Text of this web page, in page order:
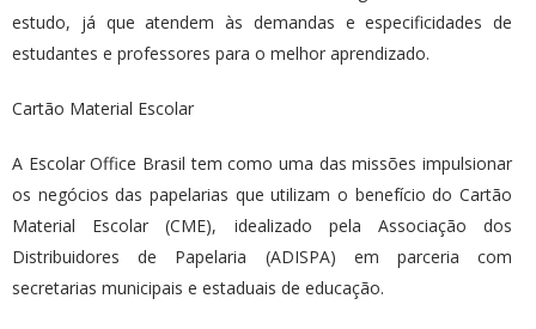
estudo, já que atendem às demandas e especificidades de
estudantes e professores para o melhor aprendizado.
Cartão Material Escolar
A Escolar Office Brasil tem como uma das missões impulsionar
os negócios das papelarias que utilizam o benefício do Cartão
Material Escolar (CME), idealizado pela Associação dos
Distribuidores de Papelaria (ADISPA) em parceria com
secretarias municipais e estaduais de educação.